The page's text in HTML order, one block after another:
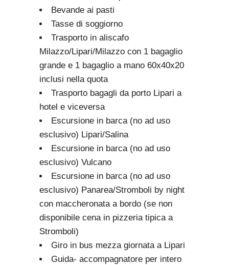
Bevande ai pasti
Tasse di soggiorno
Trasporto in aliscafo
Milazzo/Lipari/Milazzo con 1 bagaglio
grande e 1 bagaglio a mano 60x40x20
inclusi nella quota
Trasporto bagagli da porto Lipari a
hotel e viceversa
Escursione in barca (no ad uso
esclusivo) Lipari/Salina
Escursione in barca (no ad uso
esclusivo) Vulcano
Escursione in barca (no ad uso
esclusivo) Panarea/Stromboli by night
con maccheronata a bordo (se non
disponibile cena in pizzeria tipica a
Stromboli)
Giro in bus mezza giornata a Lipari
Guida- accompagnatore per intero